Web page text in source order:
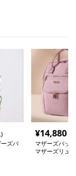
ズバ
¥14,880
マザーズバッ
マザーズリュ